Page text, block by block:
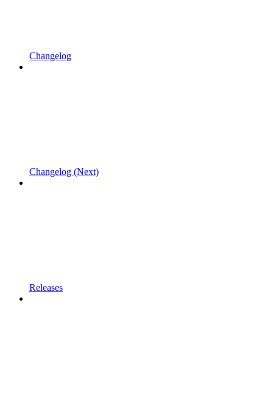
Changelog
Changelog (Next)
Releases